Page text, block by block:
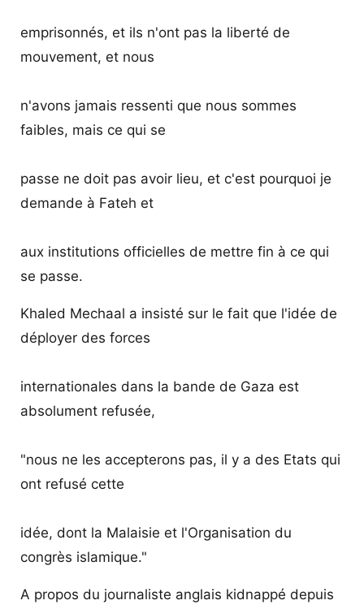
emprisonnés, et ils n'ont pas la liberté de
mouvement, et nous
n'avons jamais ressenti que nous sommes
faibles, mais ce qui se
passe ne doit pas avoir lieu, et c'est pourquoi je
demande à Fateh et
aux institutions officielles de mettre fin à ce qui
se passe.
Khaled Mechaal a insisté sur le fait que l'idée de
déployer des forces
internationales dans la bande de Gaza est
absolument refusée,
"nous ne les accepterons pas, il y a des Etats qui
ont refusé cette
idée, dont la Malaisie et l'Organisation du
congrès islamique."
A propos du journaliste anglais kidnappé depuis